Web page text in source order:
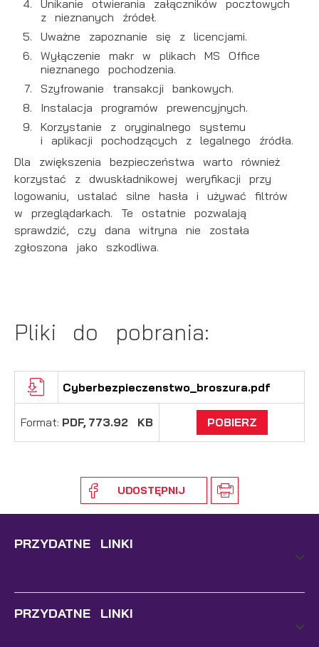
Unikanie otwierania załączników pocztowych
z nieznanych źródeł.
Uważne zapoznanie się z licencjami.
Wyłączenie makr w plikach MS Office
nieznanego pochodzenia.
Szyfrowanie transakcji bankowych.
Instalacja programów prewencyjnych.
Korzystanie z oryginalnego systemu
i aplikacji pochodzących z legalnego źródła.
Dla zwiększenia bezpieczeństwa warto również
korzystać z dwuskładnikowej weryfikacji przy
logowaniu, ustalać silne hasła i używać filtrów
w przeglądarkach. Te ostatnie pozwalają
sprawdzić, czy dana witryna nie została
zgłoszona jako szkodliwa.
Pliki do pobrania:
Cyberbezpieczenstwo_broszura.pdf
Format: PDF, 773.92 KB POBIERZ
UDOSTĘPNIJ
PRZYDATNE LINKI
PRZYDATNE LINKI